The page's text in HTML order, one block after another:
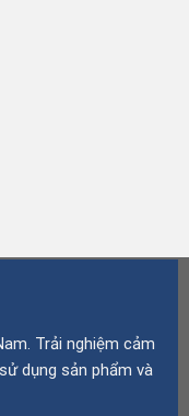
Trải nghiệm cảm
dụng sản phẩm và